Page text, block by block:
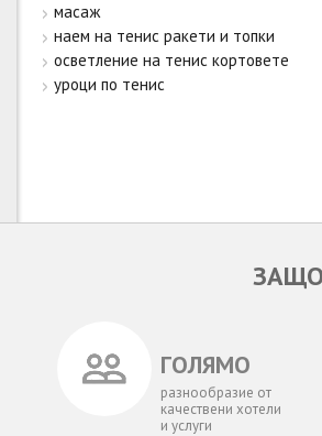
масаж
наем на тенис ракети и топки
осветление на тенис кортовете
уроци по тенис
ЗАЩО
ГОЛЯМО
разнообразие от
качествени хотели
и услуги